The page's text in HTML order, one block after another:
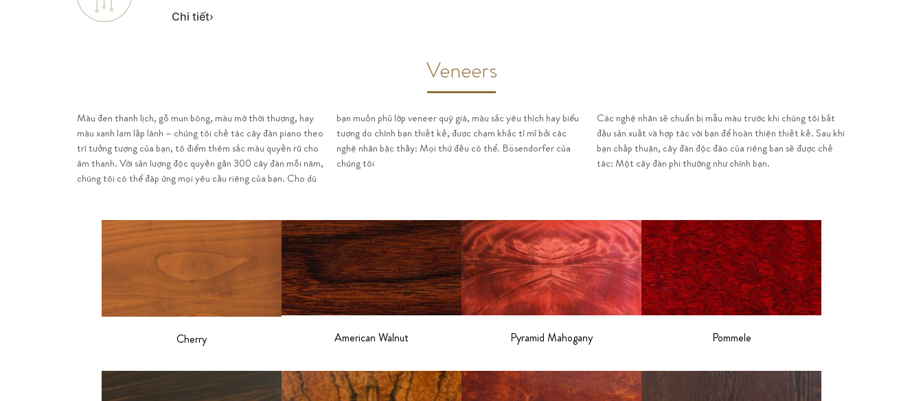
Chi tiết
Veneers
Màu đen thanh lịch, gỗ mun bóng, màu mờ thời thượng, hay
màu xanh lam lấp lánh – chúng tôi chế tác cây đàn piano theo
trí tưởng tượng của bạn, tô điểm thêm sắc màu quyến rũ cho
âm thanh. Với sản lượng độc quyền gần 300 cây đàn mỗi năm,
chúng tôi có thể đáp ứng mọi yêu cầu riêng của bạn. Cho dù
bạn muốn phủ lớp veneer quý giá, màu sắc yêu thích hay biểu
tượng do chính bạn thiết kế, được chạm khắc tỉ mỉ bởi các
nghệ nhân bậc thầy: Mọi thứ đều có thể. Bösendorfer của
chúng tôi
Các nghệ nhân sẽ chuẩn bị mẫu màu trước khi chúng tôi bắt
đầu sản xuất và hợp tác với bạn để hoàn thiện thiết kế. Sau khi
bạn chấp thuận, cây đàn độc đáo của riêng bạn sẽ được chế
tác: Một cây đàn phi thường như chính bạn.
Cherry American Walnut Pyramid Mahogany Pommele